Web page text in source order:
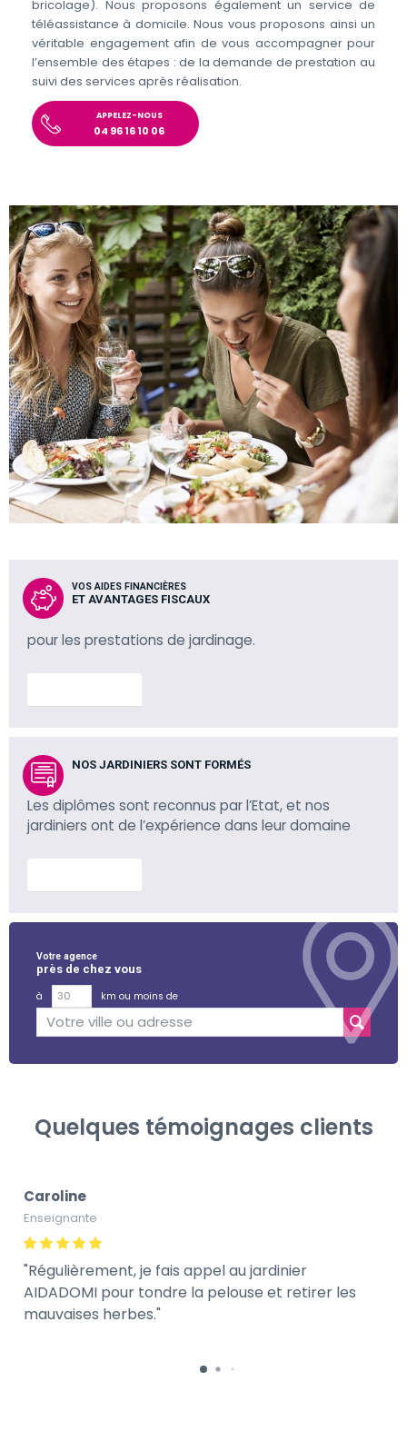
bricolage). Nous proposons également un service de
téléassistance à domicile. Nous vous proposons ainsi un
véritable engagement afin de vous accompagner pour
l’ensemble des étapes : de la demande de prestation au
suivi des services après réalisation.
APPELEZ-NOUS
04 96 16 10 06
VOS AIDES FINANCIÈRES
ET AVANTAGES FISCAUX
pour les prestations de jardinage.
NOS JARDINIERS SONT FORMÉS
Les diplômes sont reconnus par l’Etat, et nos
jardiniers ont de l’expérience dans leur domaine
Votre agence
près de chez vous
à
km ou moins de
Quelques témoignages clients
Caroline
Enseignante
Régulièrement, je fais appel au jardinier
AIDADOMI pour tondre la pelouse et retirer les
mauvaises herbes.